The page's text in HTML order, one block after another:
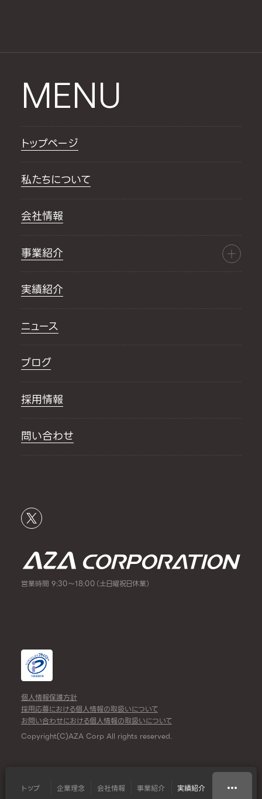
トップ 企業理念 会社情報 事業紹介 実績紹介
MENU
トップページ
私たちについて
会社情報
事業紹介
実績紹介
ニュース
ブログ
採用情報
問い合わせ
営業時間 9:30～18:00（土日曜祝日休業）
個人情報保護方針
採用応募における個人情報の取扱いについて
お問い合わせにおける個人情報の取扱いについて
Copyright(C)AZA Corp All rights reserved.